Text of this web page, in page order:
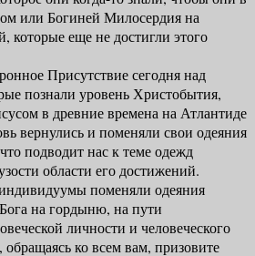
или Богиней Милосердия на
которые еще не достигли этого
Присутствие сегодня над
познали уровень Христобытия,
в древние времена на Атлантиде
вернулись и поменяли свои одеяния
подводит нас к теме одежд
области его достижений.
поменяли одеяния
на гордыню, на пути
личности и человеческого
ко всем вам, призовите